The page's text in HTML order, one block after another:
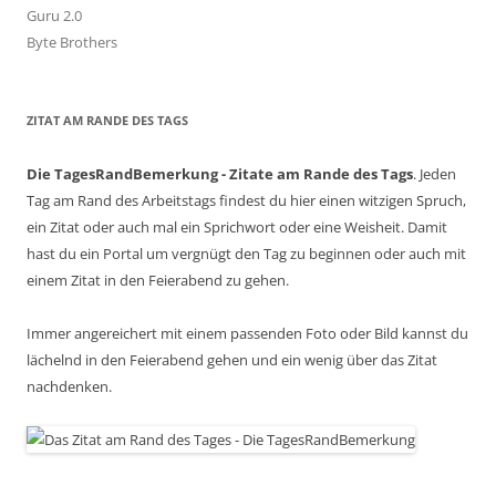
Guru 2.0
Byte Brothers
ZITAT AM RANDE DES TAGS
Die TagesRandBemerkung - Zitate am Rande des Tags. Jeden
Tag am Rand des Arbeitstags findest du hier einen witzigen Spruch,
ein Zitat oder auch mal ein Sprichwort oder eine Weisheit. Damit
hast du ein Portal um vergnügt den Tag zu beginnen oder auch mit
einem Zitat in den Feierabend zu gehen.
Immer angereichert mit einem passenden Foto oder Bild kannst du
lächelnd in den Feierabend gehen und ein wenig über das Zitat
nachdenken.